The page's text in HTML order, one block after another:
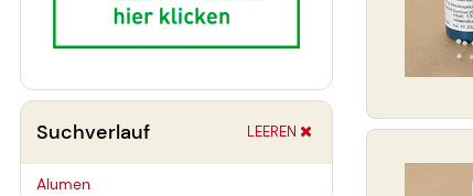
Suchverlauf LEEREN
Alumen